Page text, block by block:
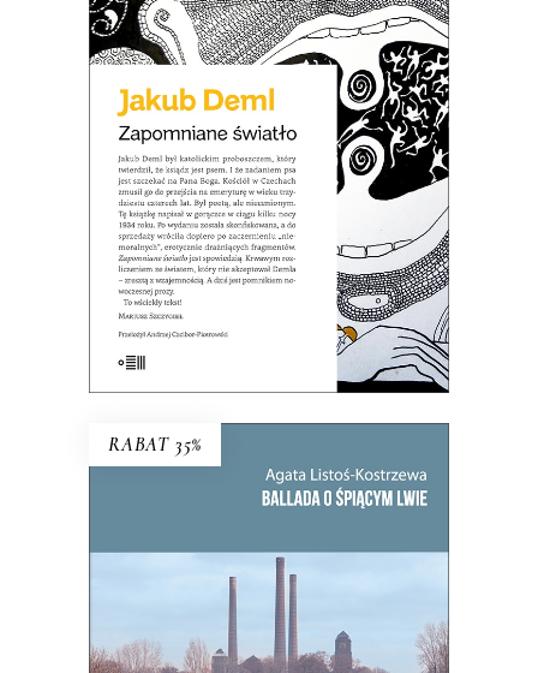
E-BOOK DO KOSZYKA
Po co dziś czytać Demla? Choćby po
to, aby się przekonać, że wszystkie źle
społecznie widziane cechy, takie jak
nieustępliwość, wybujały egotyzm,
kłótliwość, czy przekonanie o własnej
nieomylności mogą być podłożem
wybitnej literatury.
43.00zł 21.50zł
RABAT 35%
BALLADA O ŚPIĄCYM LWIE
To, co zdecydowało o powstaniu
Bytomia, jego bogactwie i tradycji,